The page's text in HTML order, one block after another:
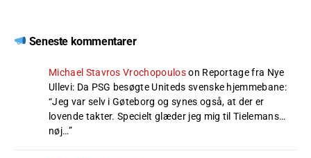
Seneste kommentarer
Michael Stavros Vrochopouloson Reportage fra Nye
Ullevi: Da PSG besøgte Uniteds svenske hjemmebane:
“Jeg var selv i Gøteborg og synes også, at der er
lovende takter. Specielt glæder jeg mig til Tielemans…
nøj…”